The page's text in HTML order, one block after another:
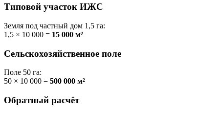
Типовой участок ИЖС
Земля под частный дом 1,5 га:
1,5 × 10 000 = 15 000 м²
Сельскохозяйственное поле
Поле 50 га:
50 × 10 000 = 500 000 м²
Обратный расчёт